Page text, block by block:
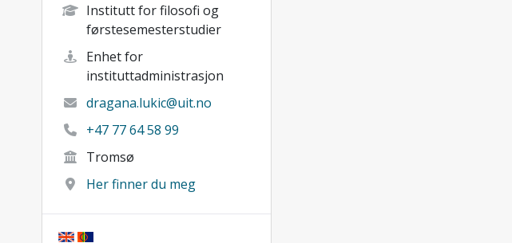
Institutt for filosofi og
førstesemesterstudier
Enhet for
instituttadministrasjon
dragana.lukic@uit.no
+47 77 64 58 99
Tromsø
Her finner du meg